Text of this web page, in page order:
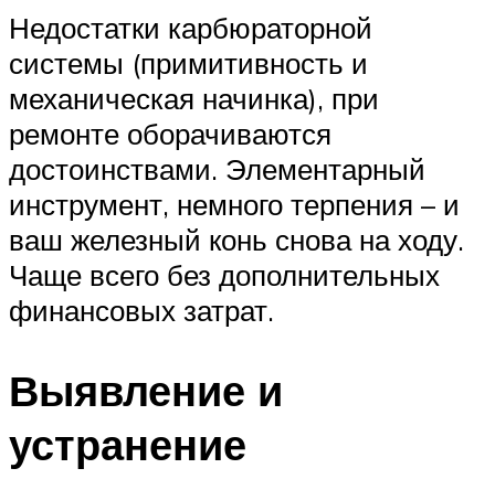
Недостатки карбюраторной
системы (примитивность и
механическая начинка), при
ремонте оборачиваются
достоинствами. Элементарный
инструмент, немного терпения – и
ваш железный конь снова на ходу.
Чаще всего без дополнительных
финансовых затрат.
Выявление и
устранение